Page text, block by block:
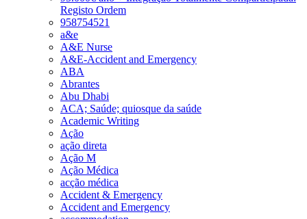
Registo Ordem
958754521
a&e
A&E Nurse
A&E-Accident and Emergency
ABA
Abrantes
Abu Dhabi
ACA; Saúde; quiosque da saúde
Academic Writing
Ação
ação direta
Ação M
Ação Médica
acção médica
Accident & Emergency
Accident and Emergency